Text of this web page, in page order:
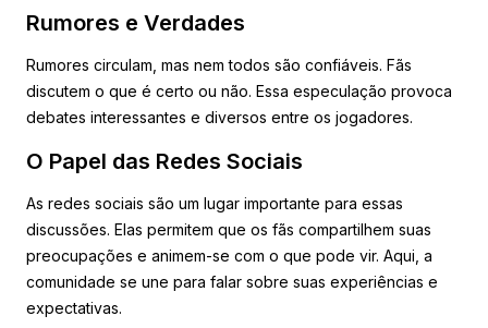
Rumores e Verdades
Rumores circulam, mas nem todos são confiáveis. Fãs
discutem o que é certo ou não. Essa especulação provoca
debates interessantes e diversos entre os jogadores.
O Papel das Redes Sociais
As redes sociais são um lugar importante para essas
discussões. Elas permitem que os fãs compartilhem suas
preocupações e animem-se com o que pode vir. Aqui, a
comunidade se une para falar sobre suas experiências e
expectativas.